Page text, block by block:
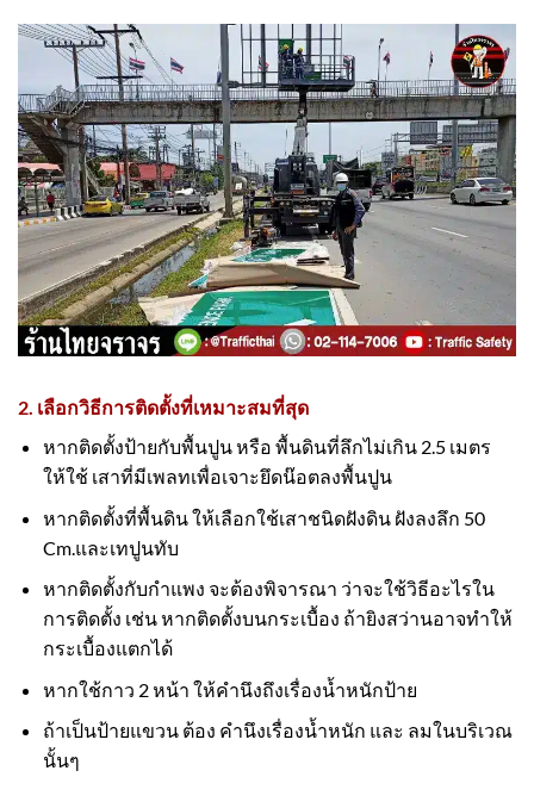
2. เลือกวิธีการติดตั้งที่เหมาะสมที่สุด
หากติดตั้งป้ายกับพื้นปูน หรือ พื้นดินที่ลึกไม่เกิน 2.5 เมตร
ให้ใช้ เสาที่มีเพลทเพื่อเจาะยึดน๊อตลงพื้นปูน
หากติดตั้งที่พื้นดิน ให้เลือกใช้เสาชนิดฝังดิน ฝังลงลึก 50
Cm.และเทปูนทับ
หากติดตั้งกับกำแพง จะต้องพิจารณา ว่าจะใช้วิธีอะไรใน
การติดตั้ง เช่น หากติดตั้งบนกระเบื้อง ถ้ายิงสว่านอาจทำให้
กระเบื้องแตกได้
หากใช้กาว 2 หน้า ให้คำนึงถึงเรื่องน้ำหนักป้าย
ถ้าเป็นป้ายแขวน ต้อง คำนึงเรื่องน้ำหนัก และ ลมในบริเวณ
นั้นๆ